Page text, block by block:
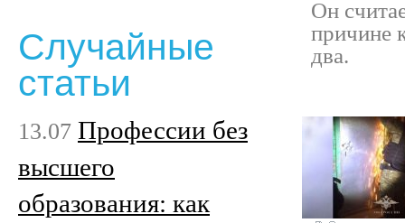
Он
причине
два.
Случайные
статьи
13.07 Профессии без
высшего
образования: как